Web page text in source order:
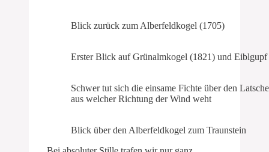
Blick zurück zum Alberfeldkogel (1705)
Erster Blick auf Grünalmkogel (1821) und
Schwer tut sich die einsame Fichte über den
aus welcher Richtung der Wind weht
Blick über den Alberfeldkogel zum Traunstein